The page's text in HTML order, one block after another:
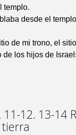
templo.
desde el
de mi trono, el
de los hijos de
12. 13-14